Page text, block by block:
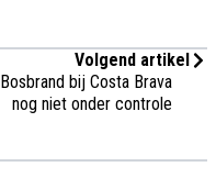
Volgend artikel
Bosbrand bij Costa Brava
nog niet onder controle